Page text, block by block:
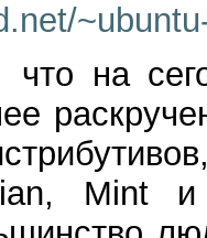
что на
Mint и